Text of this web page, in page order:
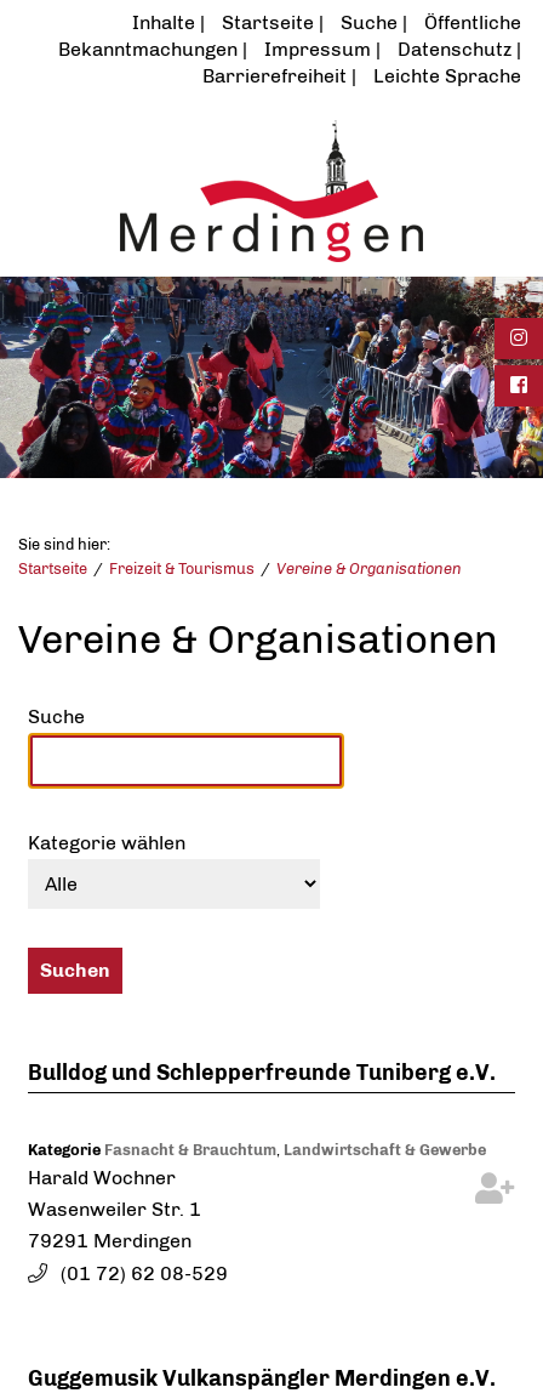
Inhalte Startseite Suche
Öffentliche
Bekanntmachungen
Impressum
Datenschutz
Barrierefreiheit
Leichte Sprache
Sie sind hier:
Startseite
Freizeit & Tourismus Vereine & Organisationen
Vereine & Organisationen
Suche
Kategorie wählen
Bulldog und Schlepperfreunde Tuniberg e.V.
Kategorie Fasnacht & Brauchtum Landwirtschaft & Gewerbe
Harald Wochner
Wasenweiler Str. 1
79291 Merdingen
(01 72) 62 08-529
Guggemusik Vulkanspängler Merdingen e.V.